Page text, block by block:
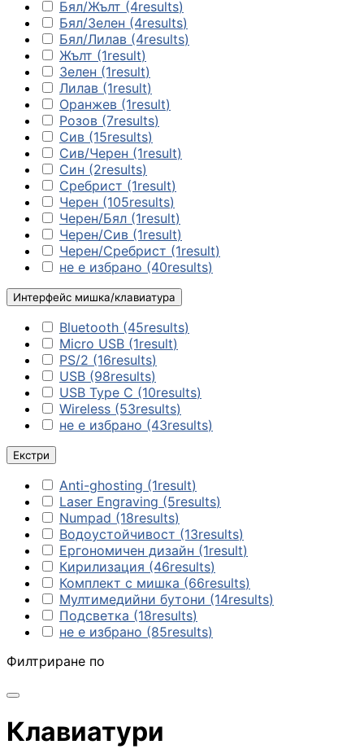
Бял/Жълт (4results)
Бял/Зелен (4results)
Бял/Лилав (4results)
Жълт (1result)
Зелен (1result)
Лилав (1result)
Оранжев (1result)
Розов (7results)
Сив (15results)
Сив/Черен (1result)
Син (2results)
Сребрист (1result)
Черен (105results)
Черен/Бял (1result)
Черен/Сив (1result)
Черен/Сребрист (1result)
не е избрано (40results)
Интерфейс мишка/клавиатура
Bluetooth (45results)
Micro USB (1result)
PS/2 (16results)
USB (98results)
USB Type C (10results)
Wireless (53results)
не е избрано (43results)
Екстри
Anti-ghosting (1result)
Laser Engraving (5results)
Numpad (18results)
Водоустойчивост (13results)
Ергономичен дизайн (1result)
Кирилизация (46results)
Комплект с мишка (66results)
Мултимедийни бутони (14results)
Подсветка (18results)
не е избрано (85results)
Филтриране по
Клавиатури